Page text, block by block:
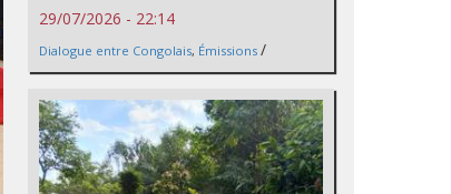
29/07/2026 - 22:14
Dialogue entre Congolais, Émissions /